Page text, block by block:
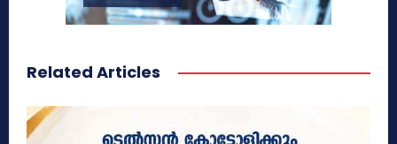
Related Articles